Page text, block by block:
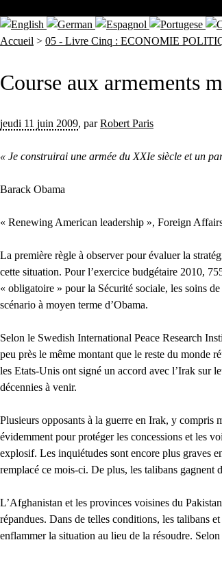
Accueil > 05 - Livre Cinq : ECONOMIE
Course aux armements
jeudi 11 juin 2009, parRobert Paris
« Je construirai une armée du XXIe siècle et un
Barack Obama
« Renewing American leadership », Foreign
La première règle à observer pour évaluer la
cette situation. Pour l’exercice budgétaire 2010,
« obligatoire » pour la Sécurité sociale, les soins
scénario à moyen terme d’Obama.
Selon le Swedish International Peace Research
peu près le même montant que le reste du monde
les Etats-Unis ont signé un accord avec l’Irak sur
décennies à venir.
Plusieurs opposants à la guerre en Irak, y compris
évidemment pour protéger les concessions et les
explosif. Les inquiétudes sont encore plus graves
remplacé ce mois-ci. De plus, les talibans gagnent
L’Afghanistan et les provinces voisines du
répandues. Dans de telles conditions, les talibans
enflammer la situation au lieu de la résoudre.